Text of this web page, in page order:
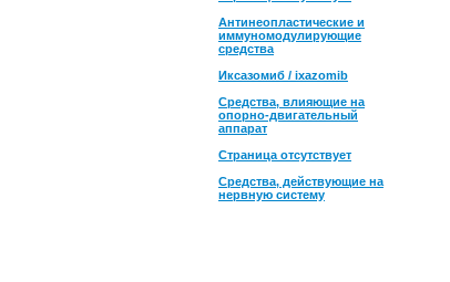
Антинеопластические и
иммуномодулирующие
средства
Иксазомиб / ixazomib
Средства, влияющие на
опорно-двигательный
аппарат
Страница отсутствует
Средства, действующие на
нервную систему